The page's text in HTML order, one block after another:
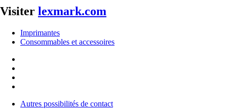
Visiter lexmark.com
Imprimantes
Consommables et accessoires
Autres possibilités de contact